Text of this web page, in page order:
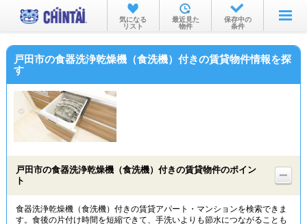
お部屋を探す
沿線・駅から
不動産会社から
気になる
リスト
最近見た
物件
保存中の
条件
戸田市の食器洗浄乾燥機（食洗機）付きの賃貸物件情報を探
す
戸田市の食器洗浄乾燥機（食洗機）付きの賃貸物件のポイン
ト
食器洗浄乾燥機（食洗機）付きの賃貸アパート・マンションを検索できま
す。食後の片付け時間を短縮できて、手洗いよりも節水につながることも